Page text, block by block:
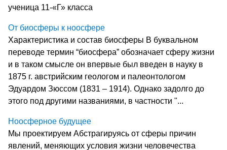
ученица 11-«Г» класса
От биосферы к ноосфере
Характеристика и состав биосферы В буквальном
переводе термин “биосфера” обозначает сферу жизни
и в таком смысле он впервые был введен в науку в
1875 г. австрийским геологом и палеонтологом
Эдуардом Зюссом (1831 – 1914). Однако задолго до
этого под другими названиями, в частности "...
Ноосферное будущее
Мы проектируем Абстрагируясь от сферы причин
явлений, меняющих условия жизни человечества